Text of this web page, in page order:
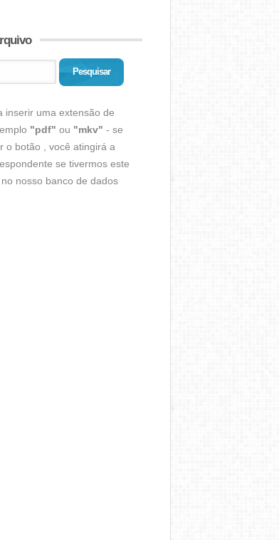
Pesquisar
inserir uma extensão de
"pdf" ou "mkv" - se
o botão , você atingirá a
se tivermos este
nosso banco de dados